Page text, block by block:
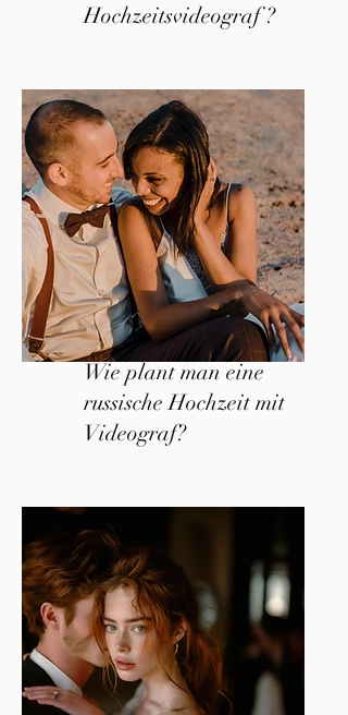
Hochzeitsvideograf ?
Wie plant man eine
russische Hochzeit mit
Videograf?